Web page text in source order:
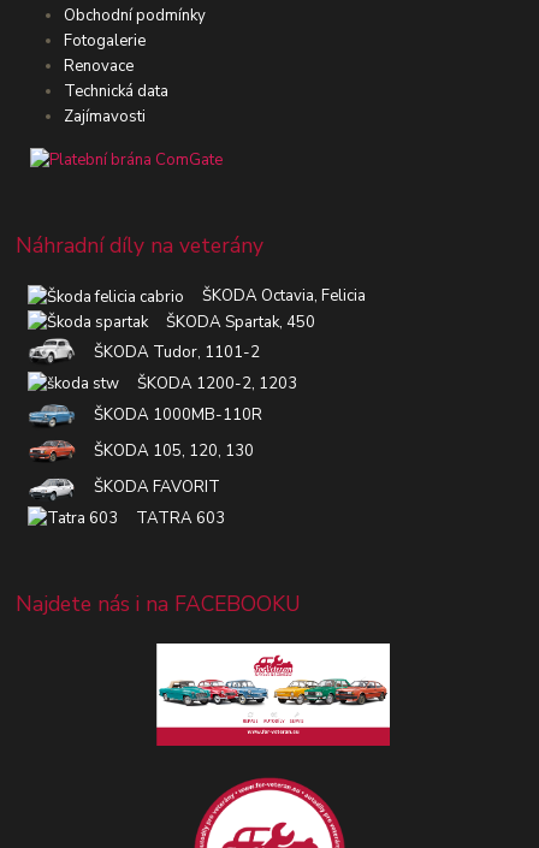
Obchodní podmínky
Fotogalerie
Renovace
Technická data
Zajímavosti
Náhradní díly na veterány
ŠKODA Octavia, Felicia
ŠKODA Spartak, 450
ŠKODA Tudor, 1101-2
ŠKODA 1200-2, 1203
ŠKODA 1000MB-110R
ŠKODA 105, 120, 130
ŠKODA FAVORIT
TATRA 603
Najdete nás i na FACEBOOKU